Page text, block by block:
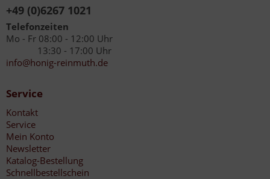
+49 (0)6267 1021
Telefonzeiten
Mo - Fr 08:00 - 12:00 Uhr
13:30 - 17:00 Uhr
info@honig-reinmuth.de
Service
Kontakt
Service
Mein Konto
Newsletter
Katalog-Bestellung
Schnellbestellschein